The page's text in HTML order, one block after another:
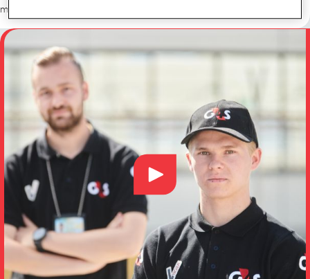
menawarkan sumber daya yang lebih beragam dalam berbagai bahasa.